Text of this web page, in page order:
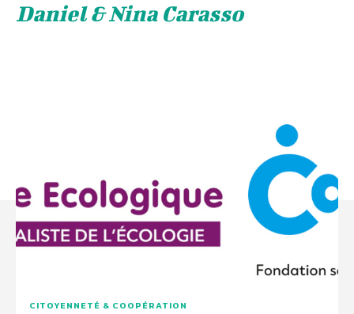
Daniel & Nina Carasso
CITOYENNETÉ & COOPÉRATION